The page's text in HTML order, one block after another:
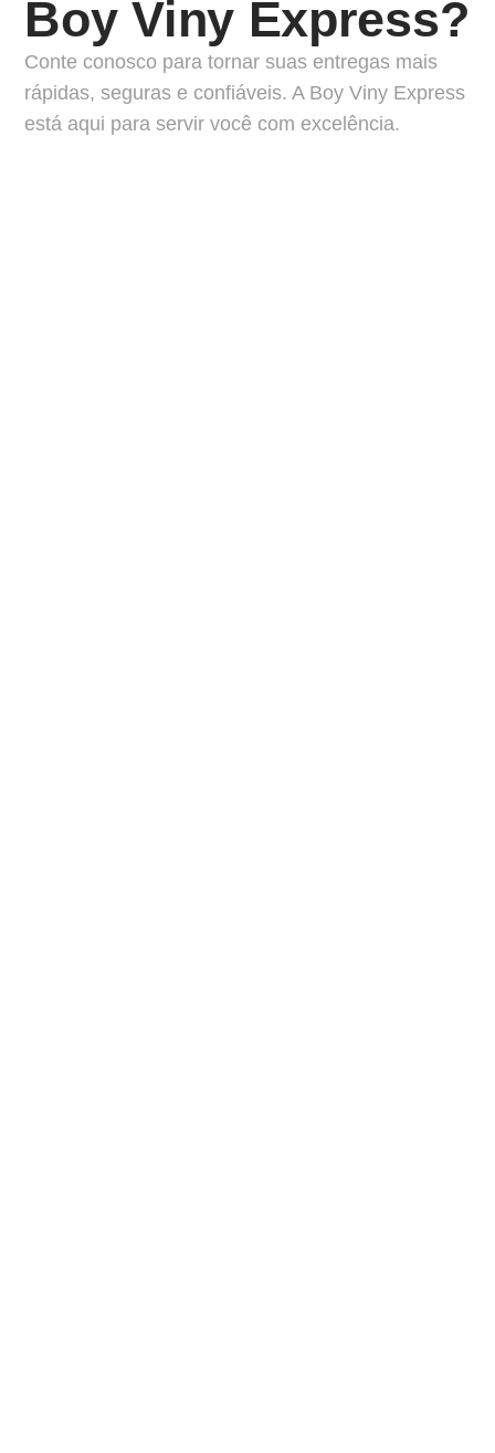
Boy Viny Express?
Conte conosco para tornar suas entregas mais
rápidas, seguras e confiáveis. A Boy Viny Express
está aqui para servir você com excelência.